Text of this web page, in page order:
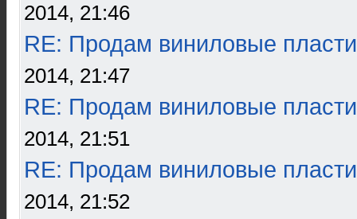
2014, 21:46
RE: Продам виниловые
2014, 21:47
RE: Продам виниловые
2014, 21:51
RE: Продам виниловые
2014, 21:52